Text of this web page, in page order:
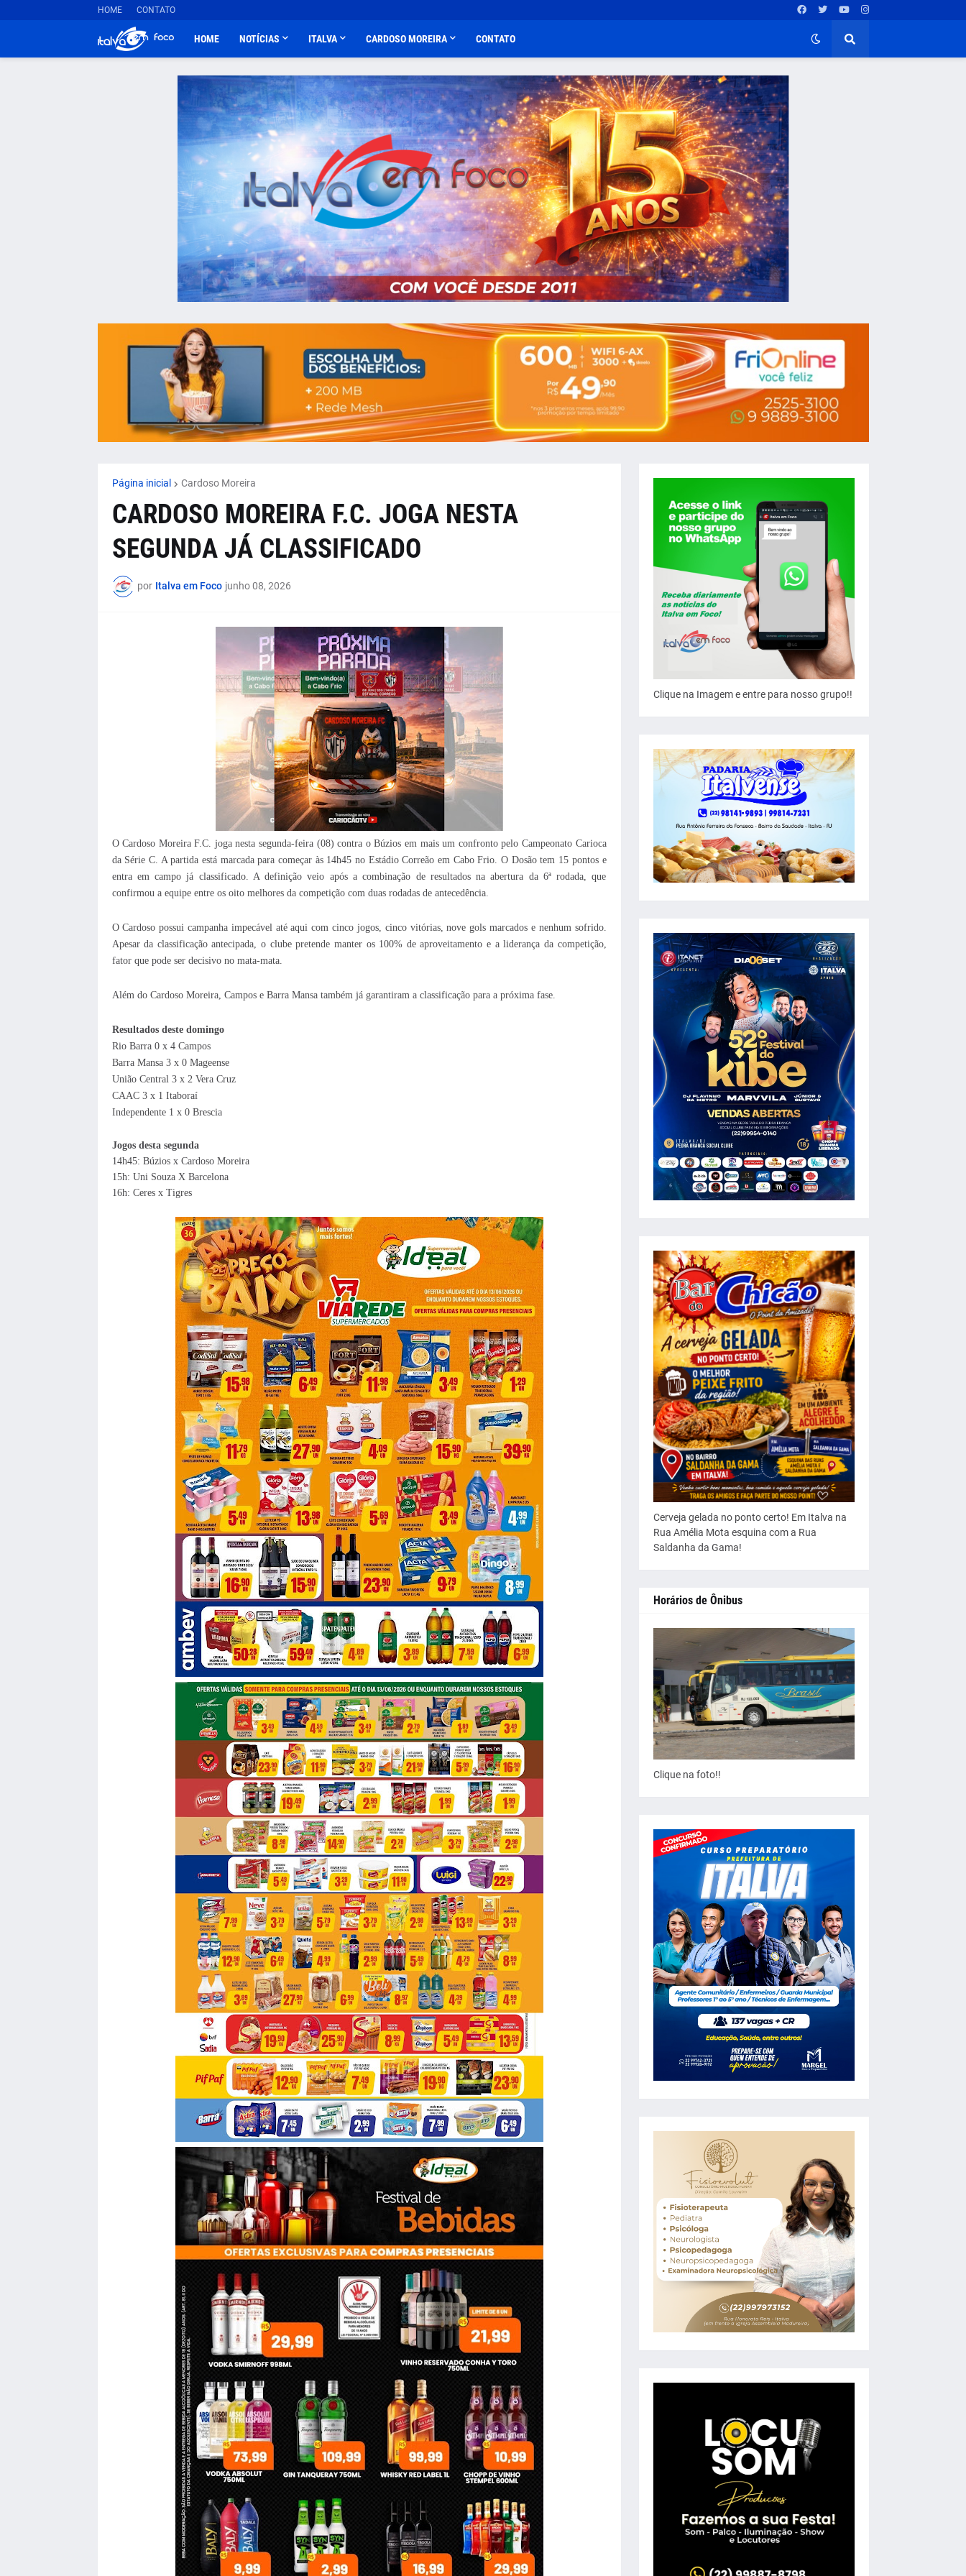
HOME CONTATO
HOME NOTÍCIAS ITALVA CARDOSO MOREIRA CONTATO
Página inicial Cardoso Moreira
CARDOSO MOREIRA F.C. JOGA NESTA
SEGUNDA JÁ CLASSIFICADO
por Italva em Foco junho 08, 2026
O Cardoso Moreira F.C. joga nesta segunda-feira (08) contra o Búzios em mais um confronto pelo Campeonato Carioca
da Série C. A partida está marcada para começar às 14h45 no Estádio Correão em Cabo Frio. O Dosão tem 15 pontos e
entra em campo já classificado. A definição veio após a combinação de resultados na abertura da 6ª rodada, que
confirmou a equipe entre os oito melhores da competição com duas rodadas de antecedência.
O Cardoso possui campanha impecável até aqui com cinco jogos, cinco vitórias, nove gols marcados e nenhum sofrido.
Apesar da classificação antecipada, o clube pretende manter os 100% de aproveitamento e a liderança da competição,
fator que pode ser decisivo no mata-mata.
Além do Cardoso Moreira, Campos e Barra Mansa também já garantiram a classificação para a próxima fase.
Resultados deste domingo
Rio Barra 0 x 4 Campos
Barra Mansa 3 x 0 Mageense
União Central 3 x 2 Vera Cruz
CAAC 3 x 1 Itaboraí
Independente 1 x 0 Brescia
Jogos desta segunda
14h45: Búzios x Cardoso Moreira
15h: Uni Souza X Barcelona
16h: Ceres x Tigres
Clique na Imagem e entre para nosso grupo!!
Cerveja gelada no ponto certo! Em Italva na
Rua Amélia Mota esquina com a Rua
Saldanha da Gama!
Horários de Ônibus
Clique na foto!!